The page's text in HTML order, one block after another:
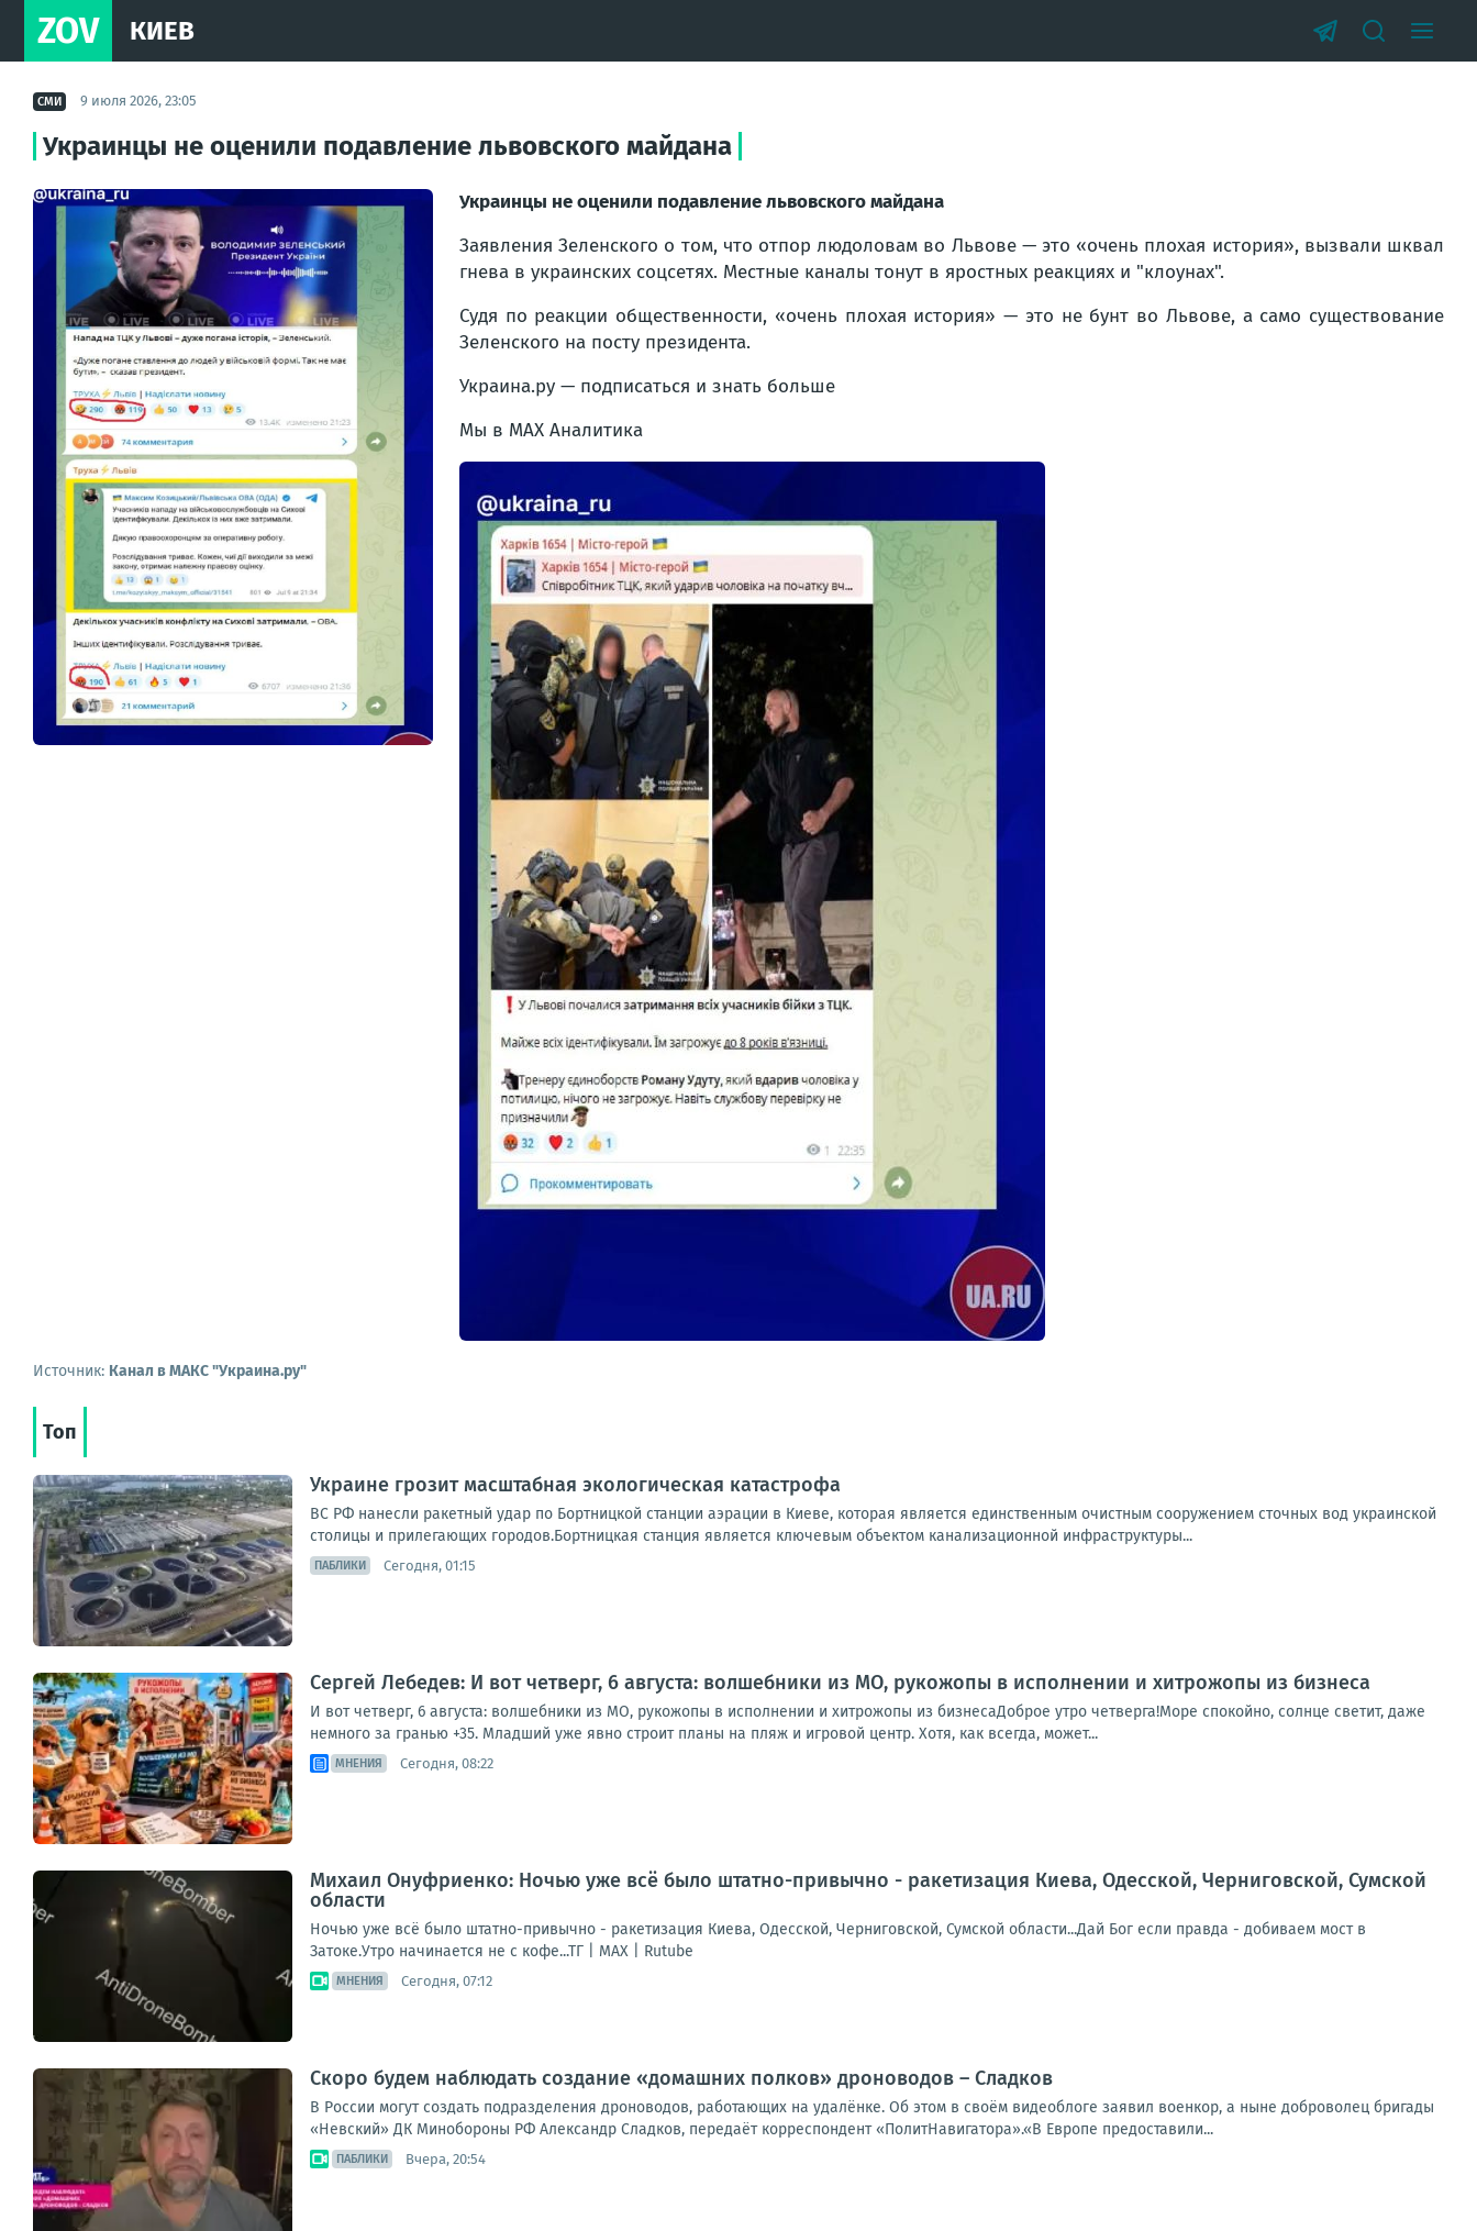
ZOV КИЕВ
СМИ 9 июля 2026, 23:05
Украинцы не оценили подавление львовского майдана
Украинцы не оценили подавление львовского майдана
Заявления Зеленского о том, что отпор людоловам во Львове — это «очень плохая история», вызвали шквал
гнева в украинских соцсетях. Местные каналы тонут в яростных реакциях и "клоунах".
Судя по реакции общественности, «очень плохая история» — это не бунт во Львове, а само существование
Зеленского на посту президента.
Украина.ру — подписаться и знать больше
Мы в MAX Аналитика
Источник: Канал в МАКС "Украина.ру"
Топ
Украине грозит масштабная экологическая катастрофа
ВС РФ нанесли ракетный удар по Бортницкой станции аэрации в Киеве, которая является единственным очистным сооружением сточных вод украинской
столицы и прилегающих городов.Бортницкая станция является ключевым объектом канализационной инфраструктуры...
ПАБЛИКИ Сегодня, 01:15
Сергей Лебедев: И вот четверг, 6 августа: волшебники из МО, рукожопы в исполнении и хитрожопы из бизнеса
И вот четверг, 6 августа: волшебники из МО, рукожопы в исполнении и хитрожопы из бизнесаДоброе утро четверга!Море спокойно, солнце светит, даже
немного за гранью +35. Младший уже явно строит планы на пляж и игровой центр. Хотя, как всегда, может...
МНЕНИЯ Сегодня, 08:22
Михаил Онуфриенко: Ночью уже всё было штатно-привычно - ракетизация Киева, Одесской, Черниговской, Сумской
области
Ночью уже всё было штатно-привычно - ракетизация Киева, Одесской, Черниговской, Сумской области...Дай Бог если правда - добиваем мост в
Затоке.Утро начинается не с кофе...ТГ | МАХ | Rutube
МНЕНИЯ Сегодня, 07:12
Скоро будем наблюдать создание «домашних полков» дроноводов – Сладков
В России могут создать подразделения дроноводов, работающих на удалёнке. Об этом в своём видеоблоге заявил военкор, а ныне доброволец бригады
«Невский» ДК Минобороны РФ Александр Сладков, передаёт корреспондент «ПолитНавигатора».«В Европе предоставили...
ПАБЛИКИ Вчера, 20:54